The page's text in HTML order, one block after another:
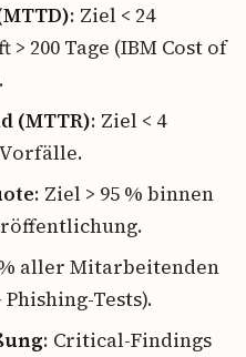
: Ziel < 24
> 200 Tage (IBM Cost of
(MTTR): Ziel < 4
: Ziel > 95 % binnen
% aller Mitarbeitenden
Tests).
: Critical-Findings